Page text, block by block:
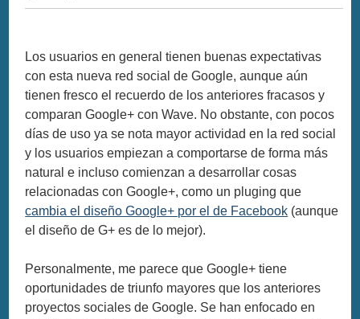
Los usuarios en general tienen buenas expectativas
con esta nueva red social de Google, aunque aún
tienen fresco el recuerdo de los anteriores fracasos y
comparan Google+ con Wave. No obstante, con pocos
días de uso ya se nota mayor actividad en la red social
y los usuarios empiezan a comportarse de forma más
natural e incluso comienzan a desarrollar cosas
relacionadas con Google+, como un pluging que
cambia el diseño Google+ por el de Facebook (aunque
el diseño de G+ es de lo mejor).
Personalmente, me parece que Google+ tiene
oportunidades de triunfo mayores que los anteriores
proyectos sociales de Google. Se han enfocado en